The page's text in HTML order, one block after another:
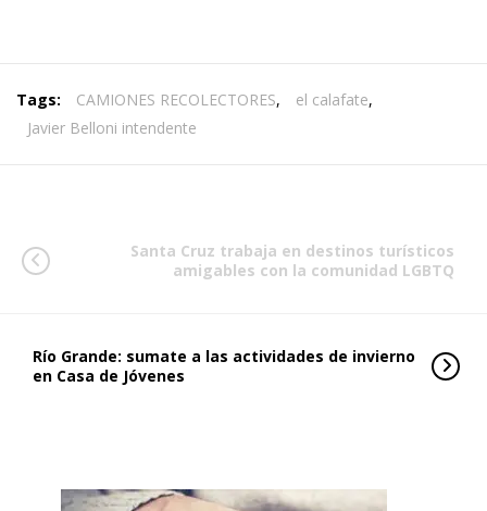
Tags: CAMIONES RECOLECTORES, el calafate,
Javier Belloni intendente
Santa Cruz trabaja en destinos turísticos
amigables con la comunidad LGBTQ
Río Grande: sumate a las actividades de invierno
en Casa de Jóvenes